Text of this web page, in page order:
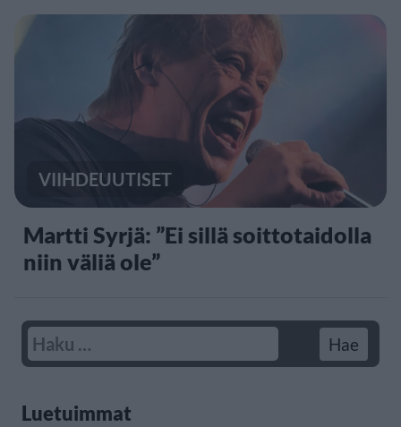
VIIHDEUUTISET
Martti Syrjä: ”Ei sillä soittotaidolla
niin väliä ole”
Luetuimmat